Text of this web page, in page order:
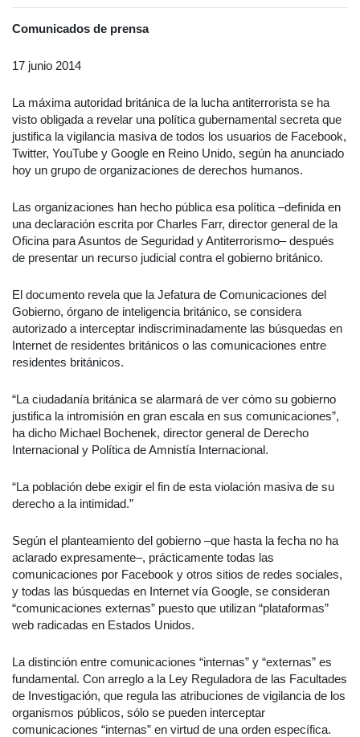
Comunicados de prensa
17 junio 2014
La máxima autoridad británica de la lucha antiterrorista se ha
visto obligada a revelar una política gubernamental secreta que
justifica la vigilancia masiva de todos los usuarios de Facebook,
Twitter, YouTube y Google en Reino Unido, según ha anunciado
hoy un grupo de organizaciones de derechos humanos.
Las organizaciones han hecho pública esa política –definida en
una declaración escrita por Charles Farr, director general de la
Oficina para Asuntos de Seguridad y Antiterrorismo– después
de presentar un recurso judicial contra el gobierno británico.
El documento revela que la Jefatura de Comunicaciones del
Gobierno, órgano de inteligencia británico, se considera
autorizado a interceptar indiscriminadamente las búsquedas en
Internet de residentes británicos o las comunicaciones entre
residentes británicos.
“La ciudadanía británica se alarmará de ver cómo su gobierno
justifica la intromisión en gran escala en sus comunicaciones”,
ha dicho Michael Bochenek, director general de Derecho
Internacional y Política de Amnistía Internacional.
“La población debe exigir el fin de esta violación masiva de su
derecho a la intimidad.”
Según el planteamiento del gobierno –que hasta la fecha no ha
aclarado expresamente–, prácticamente todas las
comunicaciones por Facebook y otros sitios de redes sociales,
y todas las búsquedas en Internet vía Google, se consideran
“comunicaciones externas” puesto que utilizan “plataformas”
web radicadas en Estados Unidos.
La distinción entre comunicaciones “internas” y “externas” es
fundamental. Con arreglo a la Ley Reguladora de las Facultades
de Investigación, que regula las atribuciones de vigilancia de los
organismos públicos, sólo se pueden interceptar
comunicaciones “internas” en virtud de una orden específica.